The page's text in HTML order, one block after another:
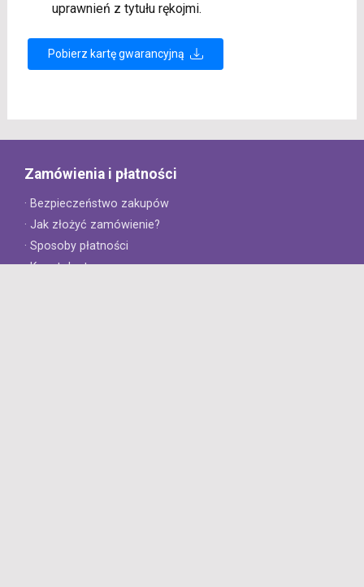
uprawnień z tytułu rękojmi.
Pobierz kartę gwarancyjną
Zamówienia i płatności
· Bezpieczeństwo zakupów
· Jak złożyć zamówienie?
· Sposoby płatności
· Koszt dostawy